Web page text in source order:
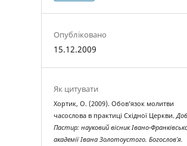
Опубліковано
15.12.2009
Як цитувати
Хортик, О. (2009). Обов’язок молитви
часослова в практиці Східної Церкви.
Пастир: науковий вісник Івано-
академії Івана Золотоустого. Богослов’я.